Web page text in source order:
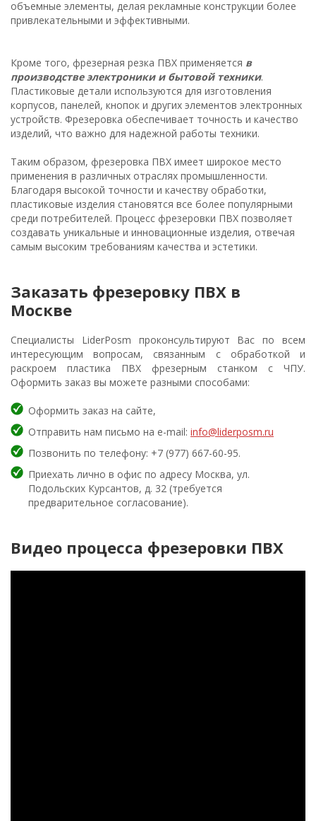
объемные элементы, делая рекламные конструкции более
привлекательными и эффективными.
Кроме того, фрезерная резка ПВХ применяется в
производстве электроники и бытовой техники.
Пластиковые детали используются для изготовления
корпусов, панелей, кнопок и других элементов электронных
устройств. Фрезеровка обеспечивает точность и качество
изделий, что важно для надежной работы техники.
Таким образом, фрезеровка ПВХ имеет широкое место
применения в различных отраслях промышленности.
Благодаря высокой точности и качеству обработки,
пластиковые изделия становятся все более популярными
среди потребителей. Процесс фрезеровки ПВХ позволяет
создавать уникальные и инновационные изделия, отвечая
самым высоким требованиям качества и эстетики.
Заказать фрезеровку ПВХ в
Москве
Специалисты LiderPosm проконсультируют Вас по всем
интересующим вопросам, связанным с обработкой и
раскроем пластика ПВХ фрезерным станком с ЧПУ.
Оформить заказ вы можете разными способами:
Оформить заказ на сайте,
Отправить нам письмо на e-mail: info@liderposm.ru
Позвонить по телефону: +7 (977) 667-60-95.
Приехать лично в офис по адресу Москва, ул.
Подольских Курсантов, д. 32 (требуется
предварительное согласование).
Видео процесса фрезеровки ПВХ